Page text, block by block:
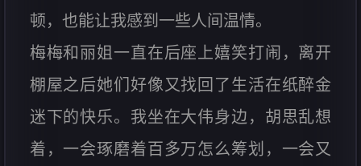
顿，也能让我感到一些人间温情。
梅梅和丽姐一直在后座上嬉笑打闹，离开
棚屋之后她们好像又找回了生活在纸醉金
迷下的快乐。我坐在大伟身边，胡思乱想
着，一会琢磨着百多万怎么筹划，一会又